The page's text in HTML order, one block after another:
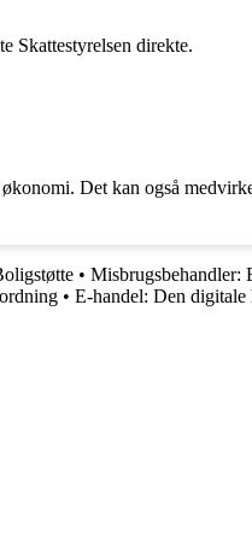
Skattestyrelsen direkte.
Det kan også
• Misbrugsbehandler:
• E-handel: Den digitale